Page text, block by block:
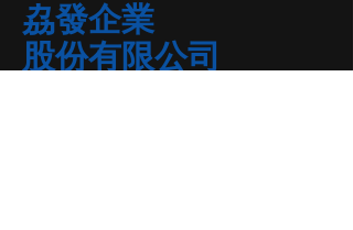
劦發企業
股份有限公司